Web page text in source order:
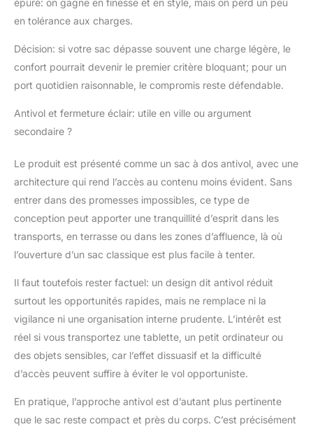
épuré: on gagne en finesse et en style, mais on perd un peu
en tolérance aux charges.
Décision: si votre sac dépasse souvent une charge légère, le
confort pourrait devenir le premier critère bloquant; pour un
port quotidien raisonnable, le compromis reste défendable.
Antivol et fermeture éclair: utile en ville ou argument
secondaire ?
Le produit est présenté comme un sac à dos antivol, avec une
architecture qui rend l’accès au contenu moins évident. Sans
entrer dans des promesses impossibles, ce type de
conception peut apporter une tranquillité d’esprit dans les
transports, en terrasse ou dans les zones d’affluence, là où
l’ouverture d’un sac classique est plus facile à tenter.
Il faut toutefois rester factuel: un design dit antivol réduit
surtout les opportunités rapides, mais ne remplace ni la
vigilance ni une organisation interne prudente. L’intérêt est
réel si vous transportez une tablette, un petit ordinateur ou
des objets sensibles, car l’effet dissuasif et la difficulté
d’accès peuvent suffire à éviter le vol opportuniste.
En pratique, l’approche antivol est d’autant plus pertinente
que le sac reste compact et près du corps. C’est précisément